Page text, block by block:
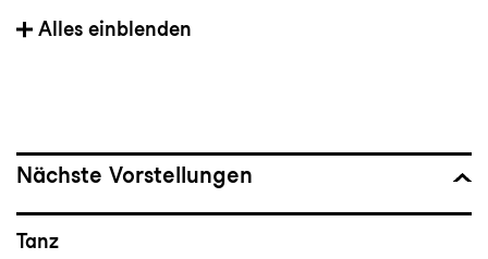
Mitglied der Tanzkompanie seit: 2023
Khan,Maciej Kuźmiński, Johan Inger, Jarek
Alles einblenden
Nächste Vorstellungen
Tanz